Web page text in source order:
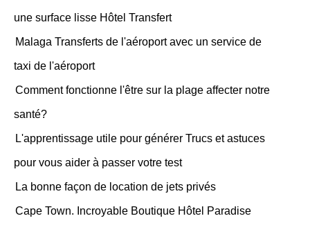
une surface lisse Hôtel Transfert
Malaga Transferts de l'aéroport avec un service de
taxi de l'aéroport
Comment fonctionne l'être sur la plage affecter notre
santé?
L'apprentissage utile pour générer Trucs et astuces
pour vous aider à passer votre test
La bonne façon de location de jets privés
Cape Town. Incroyable Boutique Hôtel Paradise